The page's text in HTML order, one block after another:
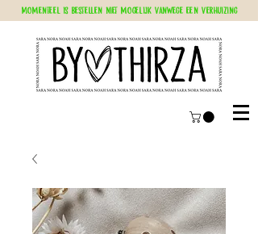
Momenteel is bestellen niet mogelijk vanwege een verhuizing